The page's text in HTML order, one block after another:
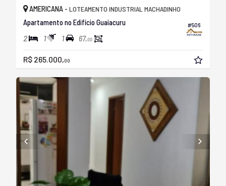
#506
AMERICANA - LOTEAMENTO INDUSTRIAL MACHADINHO
Apartamento no Edifício Guaiacuru
2 1 1 67,00
R$ 265.000,00